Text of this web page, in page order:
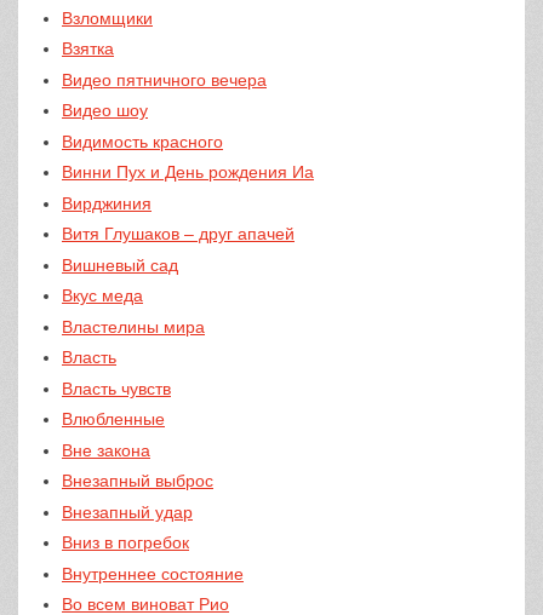
Взломщики
Взятка
Видео пятничного вечера
Видео шоу
Видимость красного
Винни Пух и День рождения Иа
Вирджиния
Витя Глушаков – друг апачей
Вишневый сад
Вкус меда
Властелины мира
Власть
Власть чувств
Влюбленные
Вне закона
Внезапный выброс
Внезапный удар
Вниз в погребок
Внутреннее состояние
Во всем виноват Рио